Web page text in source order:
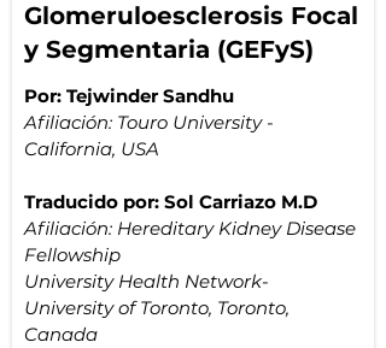
Glomeruloesclerosis Focal
y Segmentaria (GEFyS)
Por: Tejwinder Sandhu
Afiliación: Touro University -
California, USA
Traducido por: Sol Carriazo M.D
Afiliación: Hereditary Kidney Disease
Fellowship
University Health Network-
University of Toronto, Toronto,
Canada